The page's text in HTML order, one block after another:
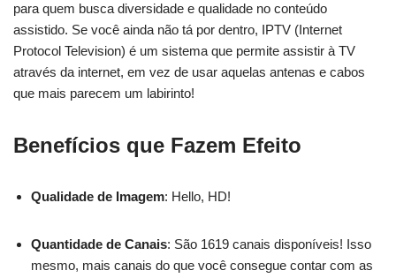
para quem busca diversidade e qualidade no conteúdo
assistido. Se você ainda não tá por dentro, IPTV (Internet
Protocol Television) é um sistema que permite assistir à TV
através da internet, em vez de usar aquelas antenas e cabos
que mais parecem um labirinto!
Benefícios que Fazem Efeito
Qualidade de Imagem: Hello, HD!
Quantidade de Canais: São 1619 canais disponíveis! Isso
mesmo, mais canais do que você consegue contar com as